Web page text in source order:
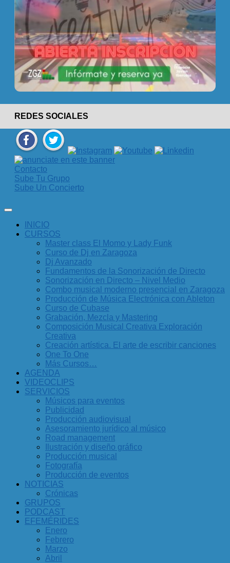
REDES SOCIALES
Contacto
Sube Tu Grupo
Sube Un Concierto
INICIO
CURSOS
Master class El Momo y Lady Funk
Curso de Dj en Zaragoza
Dj Avanzado
Fundamentos de la Sonorización de Directo
Sonorización en Directo – Nivel Medio
Combo musical moderno presencial en Zaragoza
Producción de Música Electrónica con Ableton
Curso de Cubase
Grabación, Mezcla y Mastering
Composición Musical Creativa Exploración
Creativa
Creación artística. El arte de escribir canciones
One To One
Más Cursos…
AGENDA
VIDEOCLIPS
SERVICIOS
Músicos para eventos
Publicidad
Producción audiovisual
Asesoramiento jurídico al músico
Road management
Ilustración y diseño gráfico
Producción musical
Fotografía
Producción de eventos
NOTICIAS
Crónicas
GRUPOS
PODCAST
EFEMÉRIDES
Enero
Febrero
Marzo
Abril